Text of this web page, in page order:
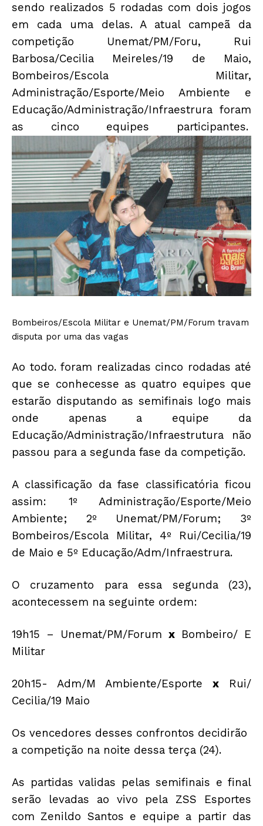
sendo realizados 5 rodadas com dois jogos
em cada uma delas. A atual campeã da
competição Unemat/PM/Foru, Rui
Barbosa/Cecilia Meireles/19 de Maio,
Bombeiros/Escola Militar,
Administração/Esporte/Meio Ambiente e
Educação/Administração/Infraestrura foram
as cinco equipes participantes.
Bombeiros/Escola Militar e Unemat/PM/Forum travam
disputa por uma das vagas
Ao todo. foram realizadas cinco rodadas até
que se conhecesse as quatro equipes que
estarão disputando as semifinais logo mais
onde apenas a equipe da
Educação/Administração/Infraestrutura não
passou para a segunda fase da competição.
A classificação da fase classificatória ficou
assim: 1º Administração/Esporte/Meio
Ambiente; 2º Unemat/PM/Forum; 3º
Bombeiros/Escola Militar, 4º Rui/Cecilia/19
de Maio e 5º Educação/Adm/Infraestrura.
O cruzamento para essa segunda (23),
acontecessem na seguinte ordem:
19h15 – Unemat/PM/Forum x Bombeiro/ E
Militar
20h15- Adm/M Ambiente/Esporte x Rui/
Cecilia/19 Maio
Os vencedores desses confrontos decidirão
a competição na noite dessa terça (24).
As partidas validas pelas semifinais e final
serão levadas ao vivo pela ZSS Esportes
com Zenildo Santos e equipe a partir das